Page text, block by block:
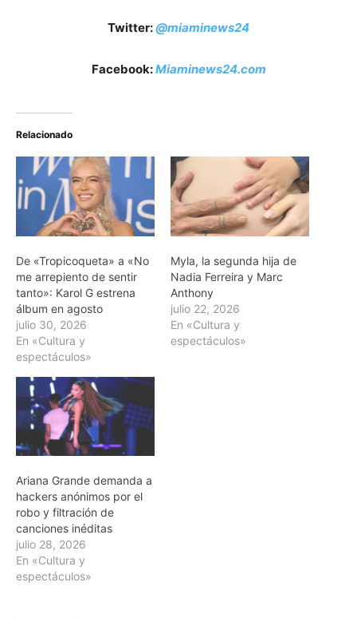
Twitter:@miaminews24
Facebook:Miaminews24.com
Relacionado
De «Tropicoqueta» a «No
me arrepiento de sentir
tanto»: Karol G estrena
álbum en agosto
julio 30, 2026
En «Cultura y
espectáculos»
Myla, la segunda hija de
Nadia Ferreira y Marc
Anthony
julio 22, 2026
En «Cultura y
espectáculos»
Ariana Grande demanda a
hackers anónimos por el
robo y filtración de
canciones inéditas
julio 28, 2026
En «Cultura y
espectáculos»